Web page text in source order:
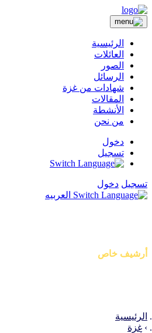
الرئيسية
العائلات
الصور
الرسائل
شهادات من غزة
المقالات
الأنشطة
من نحن
دخول
تسجيل
تسجيل دخول
العربيه
أرشيف خاص
الرئيسية
غزة